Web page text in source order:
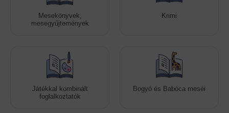
Mesekönyvek,
mesegyűjtemények
Krimi
Játékkal kombinált
foglalkoztatók
Bogyó és Babóca meséi